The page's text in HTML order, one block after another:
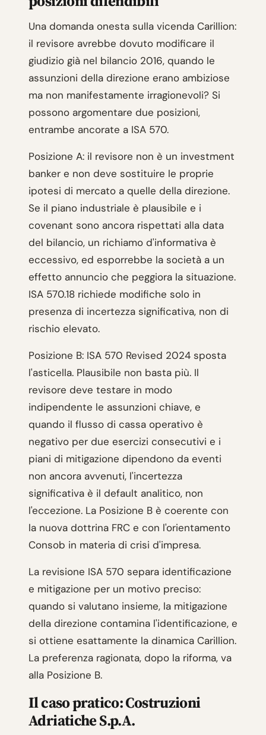
Una domanda onesta sulla vicenda Carillion:
il revisore avrebbe dovuto modificare il
giudizio già nel bilancio 2016, quando le
assunzioni della direzione erano ambiziose
ma non manifestamente irragionevoli? Si
possono argomentare due posizioni,
entrambe ancorate a ISA 570.
Posizione A: il revisore non è un investment
banker e non deve sostituire le proprie
ipotesi di mercato a quelle della direzione.
Se il piano industriale è plausibile e i
covenant sono ancora rispettati alla data
del bilancio, un richiamo d'informativa è
eccessivo, ed esporrebbe la società a un
effetto annuncio che peggiora la situazione.
ISA 570.18 richiede modifiche solo in
presenza di incertezza significativa, non di
rischio elevato.
Posizione B: ISA 570 Revised 2024 sposta
l'asticella. Plausibile non basta più. Il
revisore deve testare in modo
indipendente le assunzioni chiave, e
quando il flusso di cassa operativo è
negativo per due esercizi consecutivi e i
piani di mitigazione dipendono da eventi
non ancora avvenuti, l'incertezza
significativa è il default analitico, non
l'eccezione. La Posizione B è coerente con
la nuova dottrina FRC e con l'orientamento
Consob in materia di crisi d'impresa.
La revisione ISA 570 separa identificazione
e mitigazione per un motivo preciso:
quando si valutano insieme, la mitigazione
della direzione contamina l'identificazione, e
si ottiene esattamente la dinamica Carillion.
La preferenza ragionata, dopo la riforma, va
alla Posizione B.
Il caso pratico: Costruzioni
Adriatiche S.p.A.